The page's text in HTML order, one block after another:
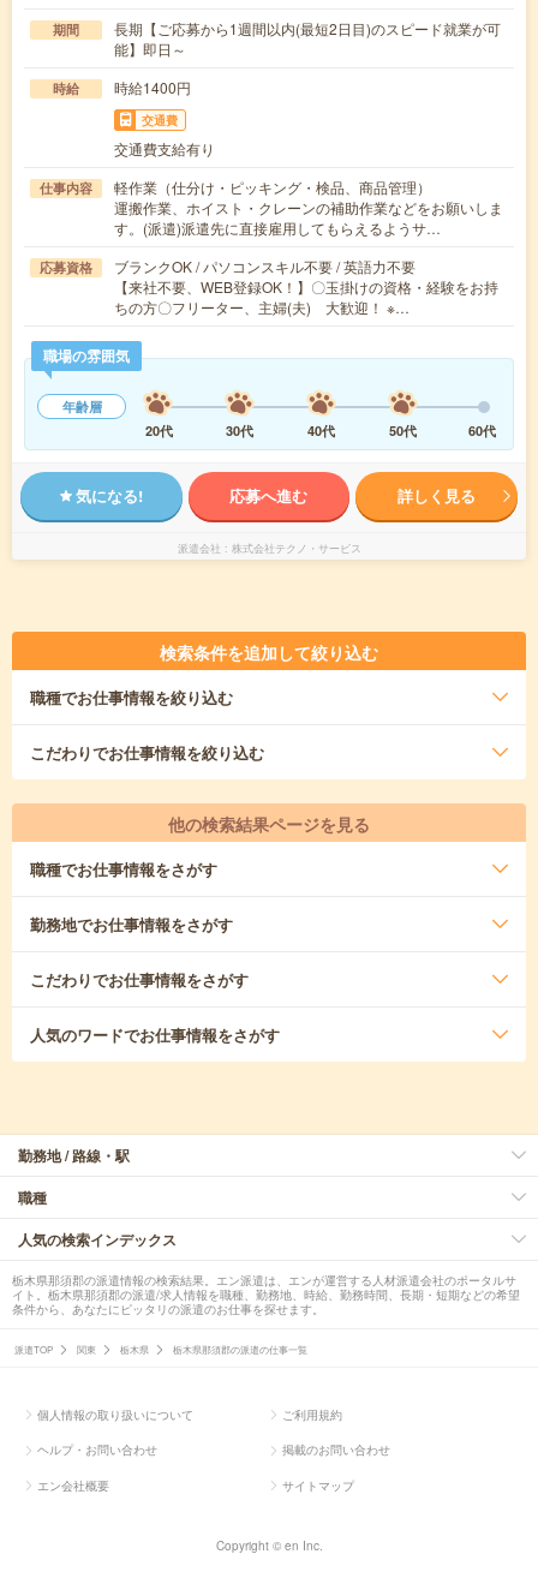
期間
長期【ご応募から1週間以内(最短2日目)のスピード就業が可
能】即日～
時給 時給1400円
交通費
交通費支給有り
仕事内容
軽作業（仕分け・ピッキング・検品、商品管理）
運搬作業、ホイスト・クレーンの補助作業などをお願いしま
す。(派遣)派遣先に直接雇用してもらえるようサ…
応募資格
ブランクOK / パソコンスキル不要 / 英語力不要
【来社不要、WEB登録OK！】〇玉掛けの資格・経験をお持
ちの方〇フリーター、主婦(夫) 大歓迎！ ※…
職場の雰囲気
年齢層
20代
30代 40代 50代 60代
気になる! 応募へ進む 詳しく見る
派遣会社 株式会社テクノ・サービス
検索条件を追加して絞り込む
職種でお仕事情報を絞り込む
こだわりでお仕事情報を絞り込む
他の検索結果ページを見る
職種でお仕事情報をさがす
勤務地でお仕事情報をさがす
こだわりでお仕事情報をさがす
人気のワードでお仕事情報をさがす
勤務地 / 路線・駅
職種
人気の検索インデックス
栃木県那須郡の派遣情報の検索結果。エン派遣は、エンが運営する人材派遣会社のポータルサ
イト。栃木県那須郡の派遣/求人情報を職種、勤務地、時給、勤務時間、長期・短期などの希望
条件から、あなたにピッタリの派遣のお仕事を探せます。
派遣TOP 関東 栃木県 栃木県那須郡の派遣の仕事一覧
個人情報の取り扱いについて ご利用規約
ヘルプ・お問い合わせ 掲載のお問い合わせ
エン会社概要 サイトマップ
Copyright © en Inc.